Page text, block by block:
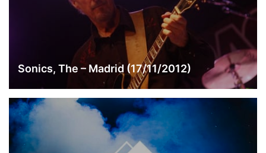
Sonics, The – Madrid (17/11/2012)